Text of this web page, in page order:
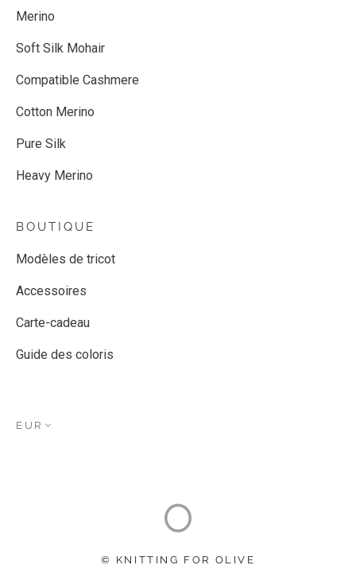
Merino
Soft Silk Mohair
Compatible Cashmere
Cotton Merino
Pure Silk
Heavy Merino
BOUTIQUE
Modèles de tricot
Accessoires
Carte-cadeau
Guide des coloris
EUR
© KNITTING FOR OLIVE